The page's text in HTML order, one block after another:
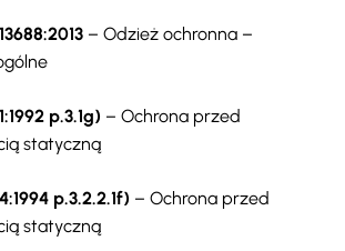
– Odzież ochronna –
p.3.1g) – Ochrona przed
statyczną
p.3.2.2.1f) – Ochrona przed
statyczną